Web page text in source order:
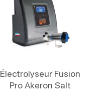
Électrolyseur Fusion
Pro Akeron Salt